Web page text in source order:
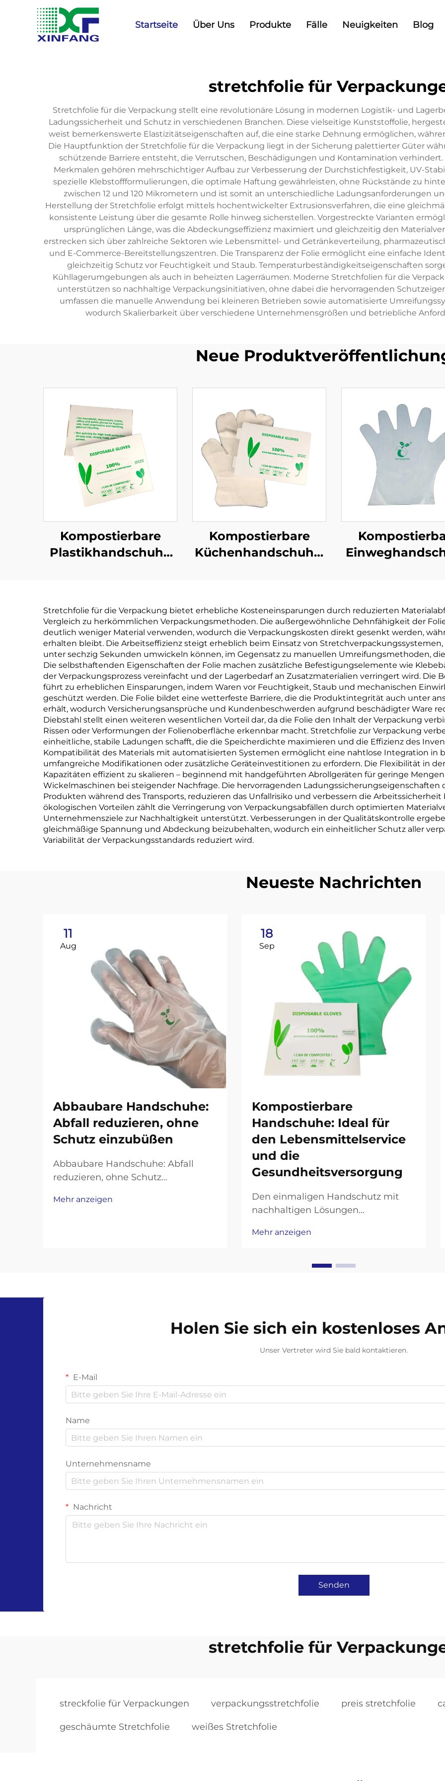
Startseite Über Uns Produkte Fälle Neuigkeiten Blog
stretchfolie für
Stretchfolie für die Verpackung stellt eine revolutionäre Lösung in modernen Logistik- und
Ladungssicherheit und Schutz in verschiedenen Branchen. Diese vielseitige Kunststoffolie,
weist bemerkenswerte Elastizitätseigenschaften auf, die eine starke Dehnung ermöglichen,
Die Hauptfunktion der Stretchfolie für die Verpackung liegt in der Sicherung palettierter Güter
schützende Barriere entsteht, die Verrutschen, Beschädigungen und Kontamination
Merkmalen gehören mehrschichtiger Aufbau zur Verbesserung der Durchstichfestigkeit, UV-
spezielle Klebstoffformulierungen, die optimale Haftung gewährleisten, ohne Rückstände zu
zwischen 12 und 120 Mikrometern und ist somit an unterschiedliche Ladungsanforderungen
Herstellung der Stretchfolie erfolgt mittels hochentwickelter Extrusionsverfahren, die eine
konsistente Leistung über die gesamte Rolle hinweg sicherstellen. Vorgestreckte Varianten
ursprünglichen Länge, was die Abdeckungseffizienz maximiert und gleichzeitig den
erstrecken sich über zahlreiche Sektoren wie Lebensmittel- und Getränkeverteilung,
und E-Commerce-Bereitstellungszentren. Die Transparenz der Folie ermöglicht eine einfache
gleichzeitig Schutz vor Feuchtigkeit und Staub. Temperaturbeständigkeitseigenschaften
Kühllagerumgebungen als auch in beheizten Lagerräumen. Moderne Stretchfolien für die
unterstützen so nachhaltige Verpackungsinitiativen, ohne dabei die hervorragenden
umfassen die manuelle Anwendung bei kleineren Betrieben sowie automatisierte
wodurch Skalierbarkeit über verschiedene Unternehmensgrößen und betriebliche
Neue
Kompostierbare
Plastikhandschuhe
Material
Kompostierbare
Küchenhandschuhe,
Material
Material
Stretchfolie für die Verpackung bietet erhebliche Kosteneinsparungen durch reduzierten
Vergleich zu herkömmlichen Verpackungsmethoden. Die außergewöhnliche Dehnfähigkeit der
deutlich weniger Material verwenden, wodurch die Verpackungskosten direkt gesenkt werden,
erhalten bleibt. Die Arbeitseffizienz steigt erheblich beim Einsatz von
unter sechzig Sekunden umwickeln können, im Gegensatz zu manuellen Umreifungsmethoden,
Die selbsthaftenden Eigenschaften der Folie machen zusätzliche Befestigungselemente wie
der Verpackungsprozess vereinfacht und der Lagerbedarf an Zusatzmaterialien verringert wird.
führt zu erheblichen Einsparungen, indem Waren vor Feuchtigkeit, Staub und mechanischen
geschützt werden. Die Folie bildet eine wetterfeste Barriere, die die Produktintegrität auch unter
erhält, wodurch Versicherungsansprüche und Kundenbeschwerden aufgrund beschädigter Ware
Diebstahl stellt einen weiteren wesentlichen Vorteil dar, da die Folie den Inhalt der Verpackung
Rissen oder Verformungen der Folienoberfläche erkennbar macht. Stretchfolie zur Verpackung
einheitliche, stabile Ladungen schafft, die die Speicherdichte maximieren und die Effizienz des
Kompatibilität des Materials mit automatisierten Systemen ermöglicht eine nahtlose Integration in
umfangreiche Modifikationen oder zusätzliche Geräteinvestitionen zu erfordern. Die Flexibilität in
Kapazitäten effizient zu skalieren – beginnend mit handgeführten Abrollgeräten für geringe
Wickelmaschinen bei steigender Nachfrage. Die hervorragenden Ladungssicherungseigenschaften
Produkten während des Transports, reduzieren das Unfallrisiko und verbessern die
ökologischen Vorteilen zählt die Verringerung von Verpackungsabfällen durch optimierten
Unternehmensziele zur Nachhaltigkeit unterstützt. Verbesserungen in der Qualitätskontrolle
gleichmäßige Spannung und Abdeckung beizubehalten, wodurch ein einheitlicher Schutz aller
Variabilität der Verpackungsstandards reduziert wird.
Neueste Nachrichten
11
Aug
Abbaubare Handschuhe:
Abfall reduzieren, ohne
Schutz einzubüßen
Abbaubare Handschuhe: Abfall
reduzieren, ohne Schutz
Gesundheitsversorgung oder dem
Mehr anzeigen
18
Sep
Kompostierbare
Handschuhe: Ideal für
den Lebensmittelservice
und die
Gesundheitsversorgung
Den einmaligen Handschutz mit
nachhaltigen Lösungen
Umweltbewusstsein in
bemerkenswerte Hinwendung zu
Mehr anzeigen
Holen Sie sich ein kostenloses
Unser Vertreter wird Sie bald kontaktieren.
E-Mail
Name
Unternehmensname
Nachricht
Senden
stretchfolie für
streckfolie für Verpackungen verpackungsstretchfolie preis stretchfolie
geschäumte Stretchfolie weißes Stretchfolie